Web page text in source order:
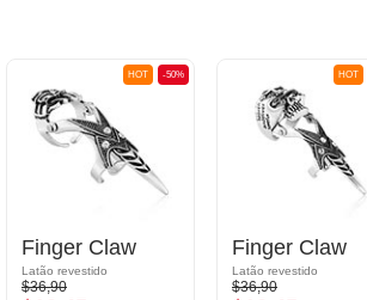
-50%
HOT
Finger Claw
Latão revestido
$36,90
HOT
Finger Claw
Latão revestido
$36,90